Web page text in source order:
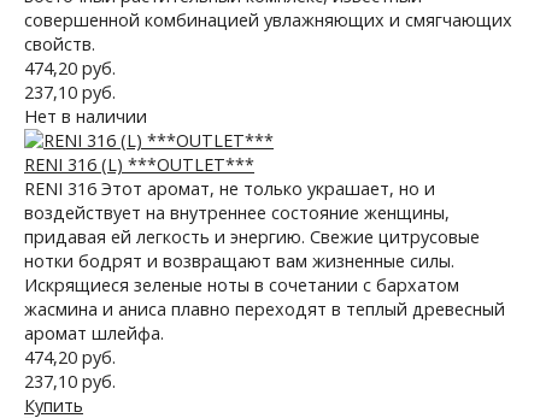
совершенной комбинацией увлажняющих и смягчающих
свойств.
474,20 руб.
237,10 руб.
Нет в наличии
RENI 316 (L) ***OUTLET***
RENI 316 Этот аромат, не только украшает, но и
воздействует на внутреннее состояние женщины,
придавая ей легкость и энергию. Свежие цитрусовые
нотки бодрят и возвращают вам жизненные силы.
Искрящиеся зеленые ноты в сочетании с бархатом
жасмина и аниса плавно переходят в теплый древесный
аромат шлейфа.
474,20 руб.
237,10 руб.
Купить